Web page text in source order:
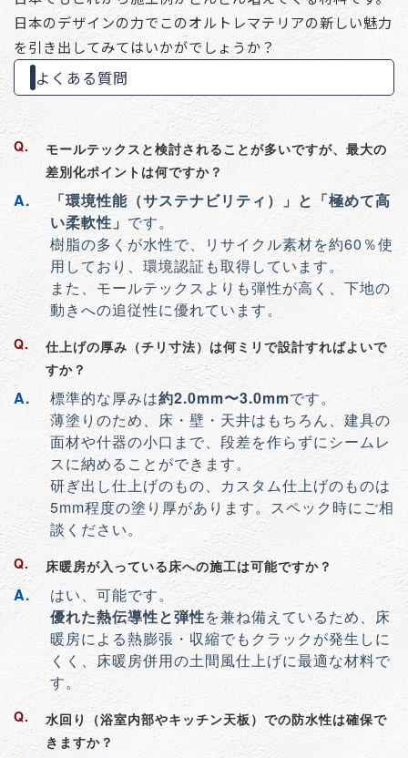
日本のデザインの力でこのオルトレマテリアの新しい魅力
を引き出してみてはいかがでしょうか？
よくある質問
モールテックスと検討されることが多いですが、最大の
差別化ポイントは何ですか？
「環境性能（サステナビリティ）」と「極めて高
い柔軟性」 です。
樹脂の多くが水性で、リサイクル素材を約60％使
用しており、環境認証も取得しています。
また、モールテックスよりも弾性が高く、下地の
動きへの追従性に優れています。
仕上げの厚み（チリ寸法）は何ミリで設計すればよいで
すか？
標準的な厚みは約2.0mm〜3.0mmです。
薄塗りのため、床・壁・天井はもちろん、建具の
面材や什器の小口まで、段差を作らずにシームレ
スに納めることができます。
研ぎ出し仕上げのもの、カスタム仕上げのものは
5mm程度の塗り厚があります。スペック時にご相
談ください。
床暖房が入っている床への施工は可能ですか？
はい、可能です。
優れた熱伝導性と弾性を兼ね備えているため、床
暖房による熱膨張・収縮でもクラックが発生しに
くく、床暖房併用の土間風仕上げに最適な材料で
す。
水回り（浴室内部やキッチン天板）での防水性は確保で
きますか？